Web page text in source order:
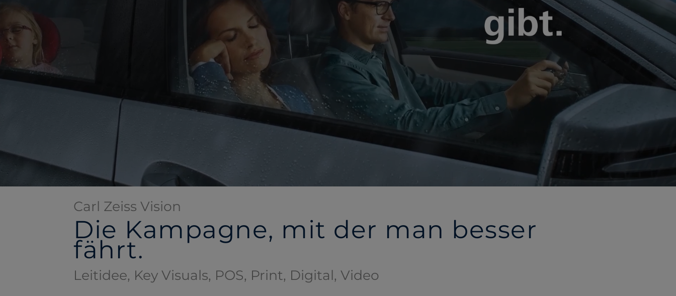
Carl Zeiss Vision
Die Kampagne, mit der man besser
fährt.
Leitidee, Key Visuals, POS, Print, Digital, Video